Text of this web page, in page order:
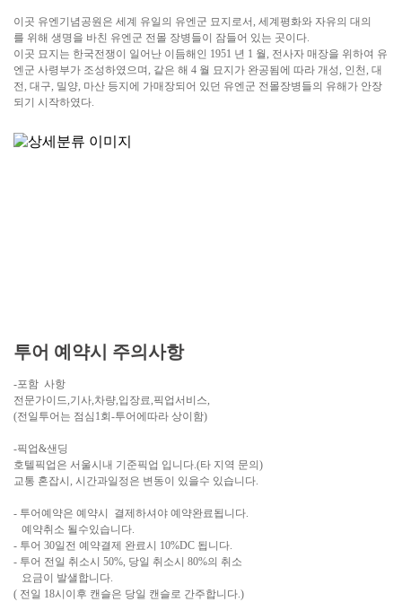
이곳 유엔기념공원은 세계 유일의 유엔군 묘지로서, 세계평화와 자유의 대의
를 위해 생명을 바친 유엔군 전몰 장병들이 잠들어 있는 곳이다.
이곳 묘지는 한국전쟁이 일어난 이듬해인 1951 년 1 월, 전사자 매장을 위하여 유
엔군 사령부가 조성하였으며, 같은 해 4 월 묘지가 완공됨에 따라 개성, 인천, 대
전, 대구, 밀양, 마산 등지에 가매장되어 있던 유엔군 전몰장병들의 유해가 안장
되기 시작하였다.
투어 예약시 주의사항
-포함 사항
전문가이드,기사,차량,입장료,픽업서비스,
(전일투어는 점심1회-투어에따라 상이함)
-픽업&샌딩
호텔픽업은 서울시내 기준픽업 입니다.(타 지역 문의)
교통 혼잡시, 시간과일정은 변동이 있을수 있습니다.
- 투어예약은 예약시 결제하셔야 예약완료됩니다.
예약취소 될수있습니다.
- 투어 30일전 예약결제 완료시 10%DC 됩니다.
- 투어 전일 취소시 50%, 당일 취소시 80%의 취소
요금이 발샐합니다.
( 전일 18시이후 캔슬은 당일 캔슬로 간주합니다.)